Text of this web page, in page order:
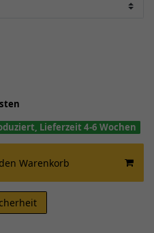
Lieferzeit 4-6 Wochen
Warenkorb